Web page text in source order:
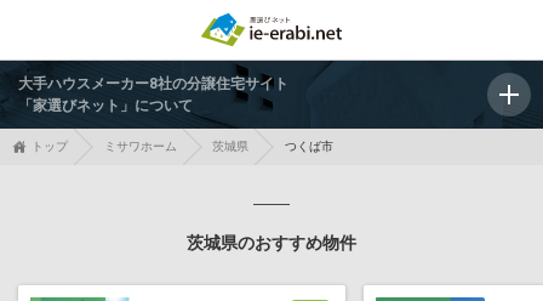
大手ハウスメーカー8社の分譲住宅サイト
「家選びネット」について
トップ ミサワホーム 茨城県 つくば市
茨城県のおすすめ物件